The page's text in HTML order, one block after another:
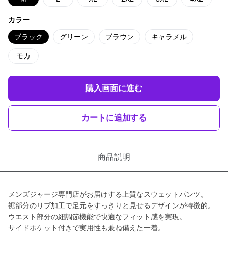
カラー
ブラック グリーン ブラウン キャラメル
モカ
購入画面に進む
カートに追加する
商品説明
メンズジャージ専門店がお届けする上質なスウェットパンツ。
裾部分のリブ加工で足元をすっきりと見せるデザインが特徴的。
ウエスト部分の紐調節機能で快適なフィット感を実現。
サイドポケット付きで実用性も兼ね備えた一着。